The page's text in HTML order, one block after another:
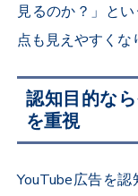
見るのか？」と
点も見えやすくな
認知目的な
を重視
YouTube広告を認